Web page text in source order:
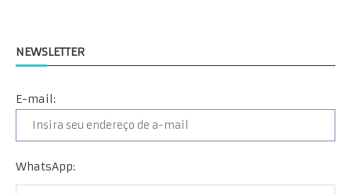
NEWSLETTER
E-mail:
WhatsApp: